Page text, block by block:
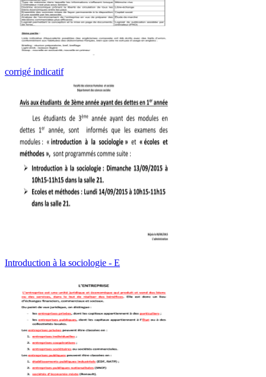
corrigé indicatif
Introduction à la sociologie - E